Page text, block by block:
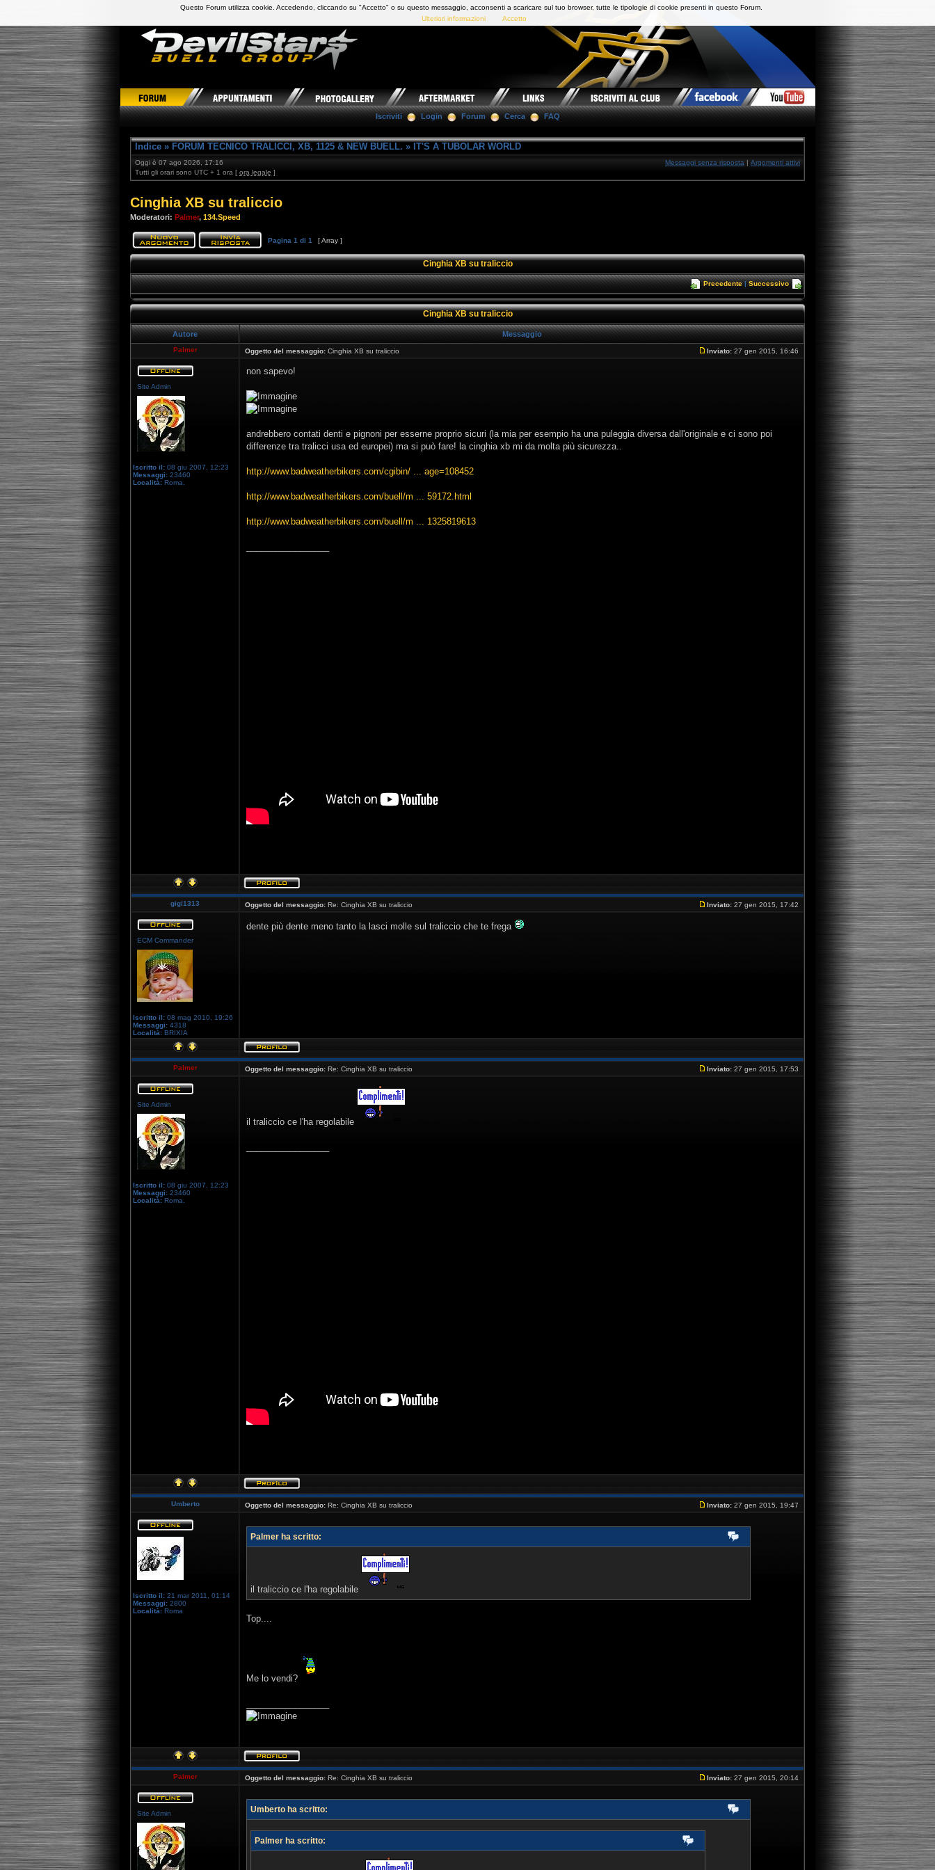
DevilStars Club Buell Italia
Iscriviti Login Forum Cerca FAQ
Indice » FORUM TECNICO TRALICCI, XB, 1125 & NEW BUELL. » IT'S A TUBOLAR WORLD
Oggi è 07 ago 2026, 17:16
Tutti gli orari sono UTC + 1 ora [ ora legale ]
Messaggi senza risposta | Argomenti attivi
Cinghia XB su traliccio
Moderatori: Palmer, 134.Speed
Pagina 1 di 1 [ Array ]
Cinghia XB su traliccio
Precedente| Successivo
Cinghia XB su traliccio
Autore Messaggio
Palmer Oggetto del messaggio: Cinghia XB su traliccio Inviato: 27 gen 2015, 16:46
Site Admin
Iscritto il: 08 giu 2007, 12:23
Messaggi: 23460
Località: Roma.
non sapevo!
andrebbero contati denti e pignoni per esserne proprio sicuri (la mia per esempio ha una puleggia diversa dall'originale e ci sono poi
differenze tra tralicci usa ed europei) ma si può fare! la cinghia xb mi da molta più sicurezza..
http://www.badweatherbikers.com/cgibin/ ... age=108452
http://www.badweatherbikers.com/buell/m ... 59172.html
http://www.badweatherbikers.com/buell/m ... 1325819613
gigi1313 Oggetto del messaggio: Re: Cinghia XB su traliccio Inviato: 27 gen 2015, 17:42
ECM Commander
Iscritto il: 08 mag 2010, 19:26
Messaggi: 4318
Località: BRIXIA
dente più dente meno tanto la lasci molle sul traliccio che te frega
Palmer Oggetto del messaggio: Re: Cinghia XB su traliccio Inviato: 27 gen 2015, 17:53
Site Admin
Iscritto il: 08 giu 2007, 12:23
Messaggi: 23460
Località: Roma.
il traliccio ce l'ha regolabile
Umberto Oggetto del messaggio: Re: Cinghia XB su traliccio Inviato: 27 gen 2015, 19:47
Iscritto il: 21 mar 2011, 01:14
Messaggi: 2800
Località: Roma
Palmer ha scritto:
il traliccio ce l'ha regolabile
Top....
Me lo vendi?
Palmer Oggetto del messaggio: Re: Cinghia XB su traliccio Inviato: 27 gen 2015, 20:14
Site Admin Umberto ha scritto:
Palmer ha scritto:
Questo Forum utilizza cookie. Accedendo, cliccando su "Accetto" o su questo messaggio, acconsenti a scaricare sul tuo browser, tutte le tipologie di cookie presenti in questo Forum.
Ulteriori informazioni
Accetto